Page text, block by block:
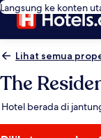
Langsung ke konten
Lihat semua
The
Hotel berada di